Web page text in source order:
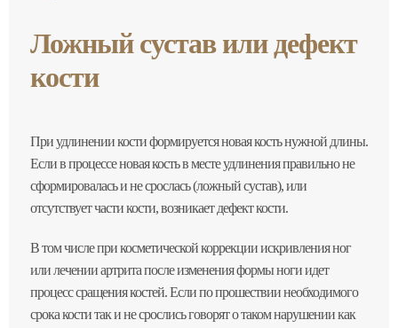
Ложный сустав или дефект
кости
При удлинении кости формируется новая кость нужной длины.
Если в процессе новая кость в месте удлинения правильно не
сформировалась и не срослась (ложный сустав), или
отсутствует части кости, возникает дефект кости.
В том числе при косметической коррекции искривления ног
или лечении артрита после изменения формы ноги идет
процесс сращения костей. Если по прошествии необходимого
срока кости так и не срослись говорят о таком нарушении как